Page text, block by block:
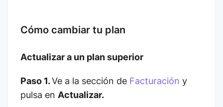
Cómo cambiar tu plan
Actualizar a un plan superior
Paso 1.Ve a la sección de Facturación y
pulsa en Actualizar.